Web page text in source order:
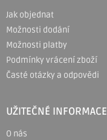
aJak objednat
Možnosti dodání
Možnosti platby
Podmínky vrácení zboží
Časté otázky a odpovědi
UŽITEČNÉ INFORMACE
O nás